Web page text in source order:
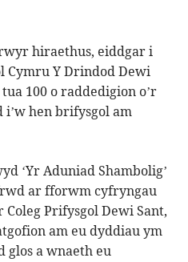
hiraethus, eiddgar i
Cymru Y Drindod Dewi
100 o raddedigion o’r
i’w hen brifysgol am
‘Yr Aduniad Shambolig’
ar fforwm cyfryngau
Prifysgol Dewi Sant,
am eu dyddiau ym
glos a wnaeth eu